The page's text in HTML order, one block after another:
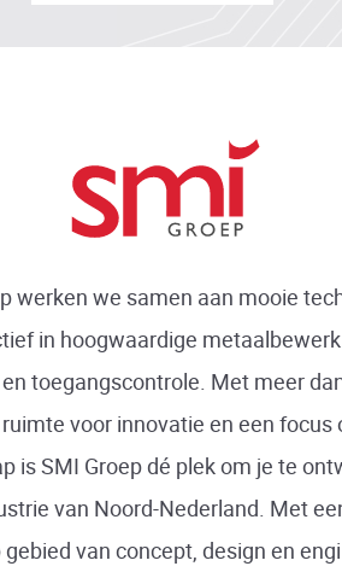
werken we samen aan mooie
in hoogwaardige
toegangscontrole. Met meer
voor innovatie en een focus
is SMI Groep dé plek om je te
van Noord-Nederland. Met
van concept, design en